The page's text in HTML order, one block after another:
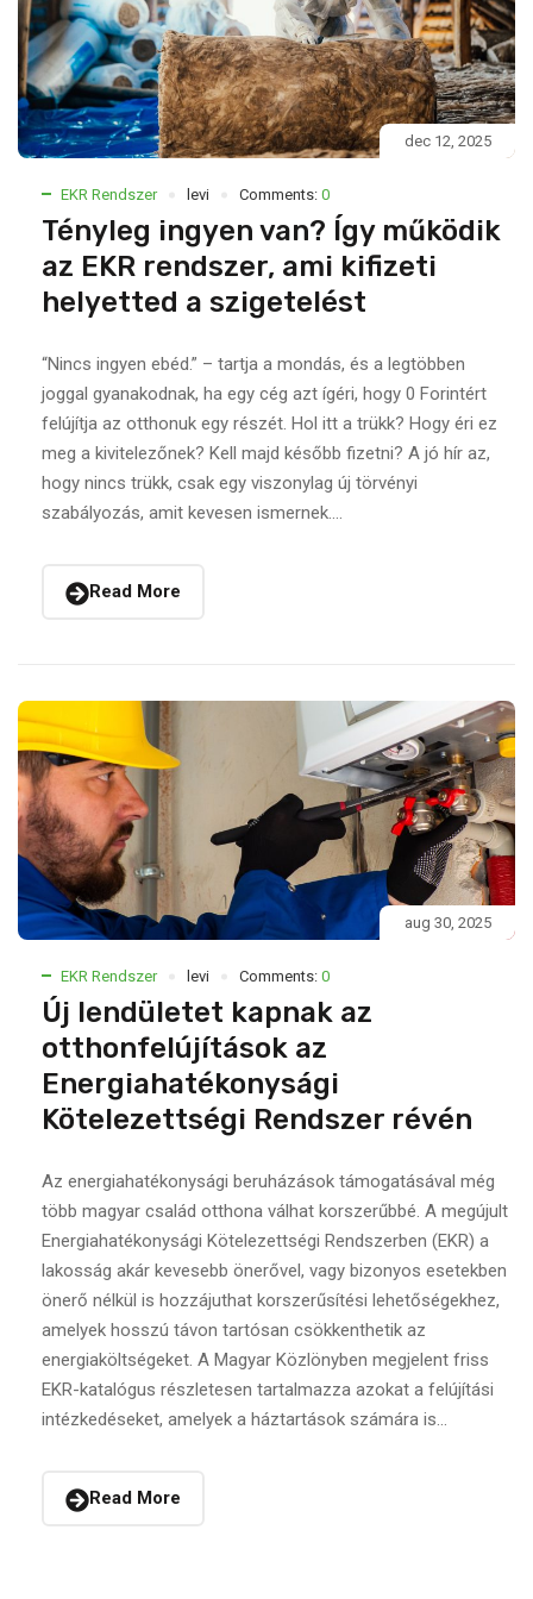
dec 12, 2025
EKR Rendszer levi Comments: 0
Tényleg ingyen van? Így működik
az EKR rendszer, ami kifizeti
helyetted a szigetelést
“Nincs ingyen ebéd.” – tartja a mondás, és a legtöbben
joggal gyanakodnak, ha egy cég azt ígéri, hogy 0 Forintért
felújítja az otthonuk egy részét. Hol itt a trükk? Hogy éri ez
meg a kivitelezőnek? Kell majd később fizetni? A jó hír az,
hogy nincs trükk, csak egy viszonylag új törvényi
szabályozás, amit kevesen ismernek....
Read More
aug 30, 2025
EKR Rendszer levi Comments: 0
Új lendületet kapnak az
otthonfelújítások az
Energiahatékonysági
Kötelezettségi Rendszer révén
Az energiahatékonysági beruházások támogatásával még
több magyar család otthona válhat korszerűbbé. A megújult
Energiahatékonysági Kötelezettségi Rendszerben (EKR) a
lakosság akár kevesebb önerővel, vagy bizonyos esetekben
önerő nélkül is hozzájuthat korszerűsítési lehetőségekhez,
amelyek hosszú távon tartósan csökkenthetik az
energiaköltségeket. A Magyar Közlönyben megjelent friss
EKR-katalógus részletesen tartalmazza azokat a felújítási
intézkedéseket, amelyek a háztartások számára is...
Read More